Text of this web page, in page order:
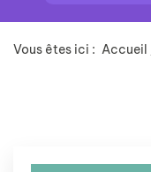
Vous êtes ici : Accueil